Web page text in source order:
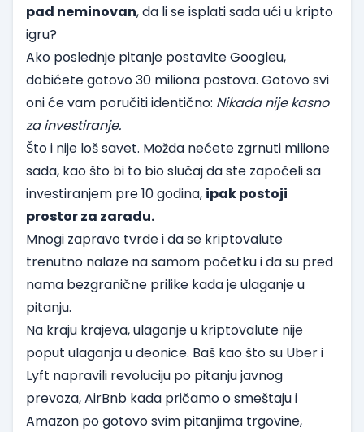
pad neminovan, da li se isplati sada ući u kripto
igru?
Ako poslednje pitanje postavite Googleu,
dobićete gotovo 30 miliona postova. Gotovo svi
oni će vam poručiti identično: Nikada nije kasno
za investiranje.
Što i nije loš savet. Možda nećete zgrnuti milione
sada, kao što bi to bio slučaj da ste započeli sa
investiranjem pre 10 godina, ipak postoji
prostor za zaradu.
Mnogi zapravo tvrde i da se kriptovalute
trenutno nalaze na samom početku i da su pred
nama bezgranične prilike kada je ulaganje u
pitanju.
Na kraju krajeva, ulaganje u kriptovalute nije
poput ulaganja u deonice. Baš kao što su Uber i
Lyft napravili revoluciju po pitanju javnog
prevoza, AirBnb kada pričamo o smeštaju i
Amazon po gotovo svim pitanjima trgovine,